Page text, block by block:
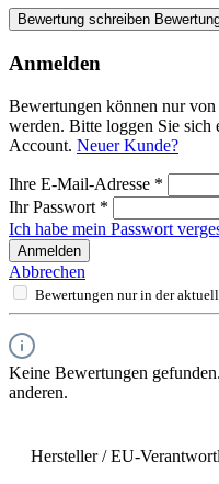
Bewertung schreiben
Anmelden
Bewertungen können nur von
werden. Bitte loggen Sie sich
Account. Neuer Kunde?
Ihre E-Mail-Adresse *
Ihr Passwort *
Ich habe mein Passwort
Anmelden
Abbrechen
Bewertungen nur in der
Keine Bewertungen
anderen.
Hersteller / EU-